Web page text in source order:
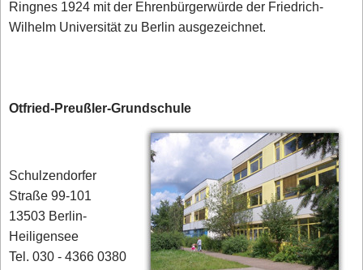
Ringnes 1924 mit der Ehrenbürgerwürde der Friedrich-
Wilhelm Universität zu Berlin ausgezeichnet.
Otfried-Preußler-Grundschule
Schulzendorfer
Straße 99-101
13503 Berlin-
Heiligensee
Tel. 030 - 4366 0380